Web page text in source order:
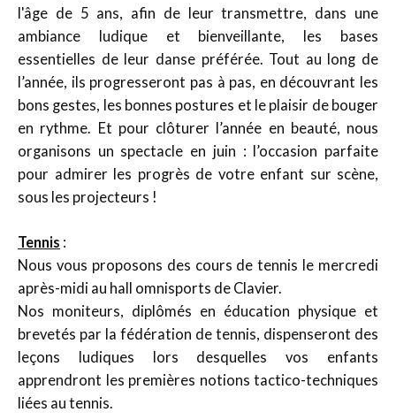
l'âge de 5 ans, afin de leur transmettre, dans une
ambiance ludique et bienveillante, les bases
essentielles de leur danse préférée. Tout au long de
l’année, ils progresseront pas à pas, en découvrant les
bons gestes, les bonnes postures et le plaisir de bouger
en rythme. Et pour clôturer l’année en beauté, nous
organisons un spectacle en juin : l’occasion parfaite
pour admirer les progrès de votre enfant sur scène,
sous les projecteurs !
Tennis :
Nous vous proposons des cours de tennis le mercredi
après-midi au hall omnisports de Clavier.
Nos moniteurs, diplômés en éducation physique et
brevetés par la fédération de tennis, dispenseront des
leçons ludiques lors desquelles vos enfants
apprendront les premières notions tactico-techniques
liées au tennis.